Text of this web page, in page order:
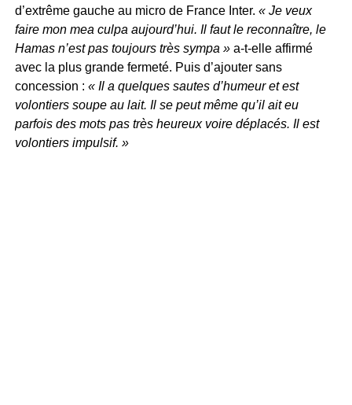
d’extrême gauche au micro de France Inter. « Je veux
faire mon mea culpa aujourd’hui. Il faut le reconnaître, le
Hamas n’est pas toujours très sympa »a-t-elle affirmé
avec la plus grande fermeté. Puis d’ajouter sans
concession : « Il a quelques sautes d’humeur et est
volontiers soupe au lait. Il se peut même qu’il ait eu
parfois des mots pas très heureux voire déplacés. Il est
volontiers impulsif. »